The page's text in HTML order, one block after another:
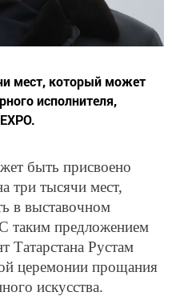
мест, который может
исполнителя,
быть присвоено
три тысячи мест,
в выставочном
таким предложением
Татарстана Рустам
церемонии прощания
искусства.